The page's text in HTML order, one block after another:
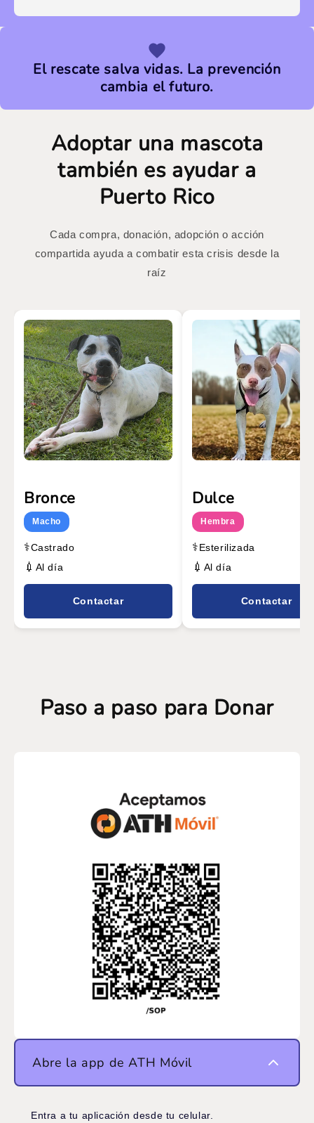
El rescate salva vidas. La prevención
cambia el futuro.
Adoptar una mascota
también es ayudar a
Puerto Rico
Cada compra, donación, adopción o acción
compartida ayuda a combatir esta crisis desde la
raíz
Bronce
Macho
⚕️Castrado
💉 Al día
Contactar
Dulce
Hembra
⚕️Esterilizada
💉 Al día
Contactar
Paso a paso para Donar
Abre la app de ATH Móvil
Entra a tu aplicación desde tu celular.